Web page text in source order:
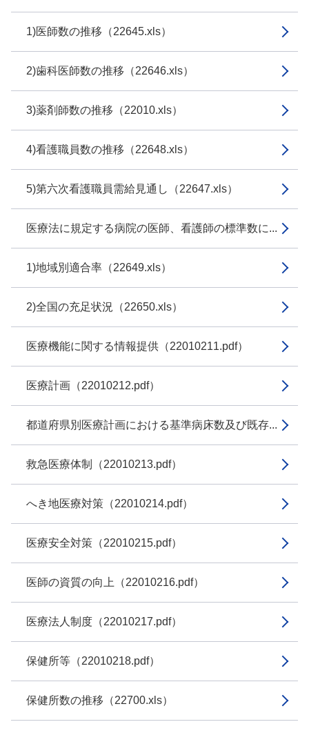
1)医師数の推移（22645.xls）
2)歯科医師数の推移（22646.xls）
3)薬剤師数の推移（22010.xls）
4)看護職員数の推移（22648.xls）
5)第六次看護職員需給見通し（22647.xls）
医療法に規定する病院の医師、看護師の標準数に...
1)地域別適合率（22649.xls）
2)全国の充足状況（22650.xls）
医療機能に関する情報提供（22010211.pdf）
医療計画（22010212.pdf）
都道府県別医療計画における基準病床数及び既存...
救急医療体制（22010213.pdf）
へき地医療対策（22010214.pdf）
医療安全対策（22010215.pdf）
医師の資質の向上（22010216.pdf）
医療法人制度（22010217.pdf）
保健所等（22010218.pdf）
保健所数の推移（22700.xls）